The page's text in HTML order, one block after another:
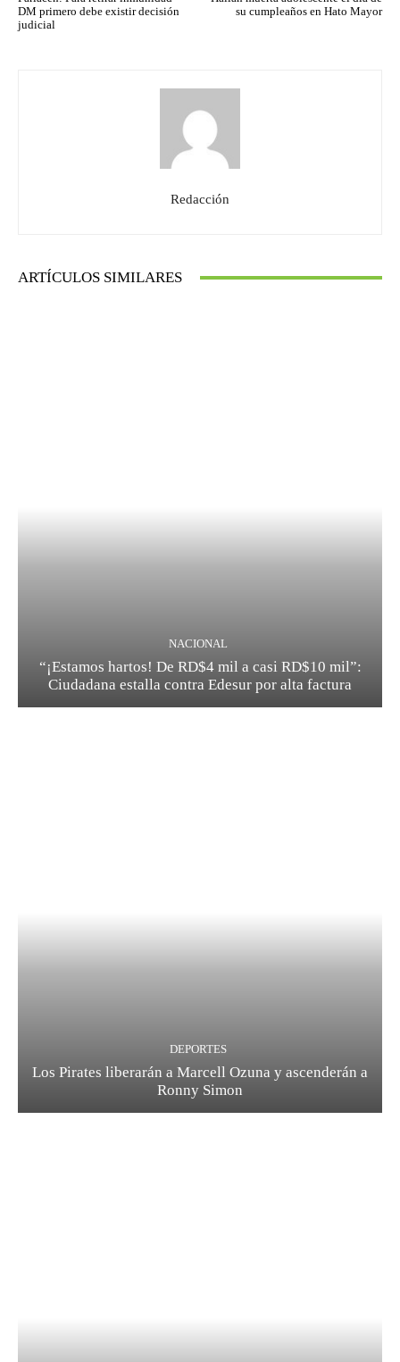
DM primero debe existir decisión
judicial
su cumpleaños en Hato Mayor
Redacción
ARTÍCULOS SIMILARES
NACIONAL
“¡Estamos hartos! De RD$4 mil a casi RD$10 mil”:
Ciudadana estalla contra Edesur por alta factura
DEPORTES
Los Pirates liberarán a Marcell Ozuna y ascenderán a
Ronny Simon